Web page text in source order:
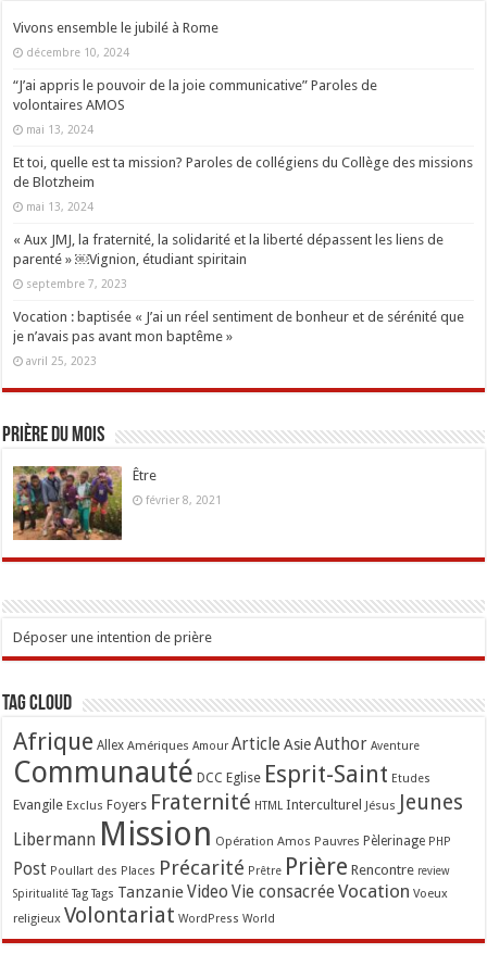
Vivons ensemble le jubilé à Rome
décembre 10, 2024
“J’ai appris le pouvoir de la joie communicative” Paroles de
volontaires AMOS
mai 13, 2024
Et toi, quelle est ta mission? Paroles de collégiens du Collège des missions
de Blotzheim
mai 13, 2024
« Aux JMJ, la fraternité, la solidarité et la liberté dépassent les liens de
parenté » ￼Vignion, étudiant spiritain
septembre 7, 2023
Vocation : baptisée « J’ai un réel sentiment de bonheur et de sérénité que
je n’avais pas avant mon baptême »
avril 25, 2023
Prière du mois
Être
février 8, 2021
Déposer une intention de prière
Tag Cloud
Afrique Allex Amériques Amour Article Asie Author Aventure
Communauté DCC Eglise Esprit-Saint Etudes
Evangile Exclus Foyers Fraternité HTML Interculturel Jésus Jeunes
Libermann Mission Opération Amos Pauvres Pèlerinage PHP
Post Poullart des Places Précarité Prêtre Prière Rencontre review
Spiritualité Tag Tags TanzanieVideo Vie consacrée Vocation Voeux
religieux Volontariat WordPress World